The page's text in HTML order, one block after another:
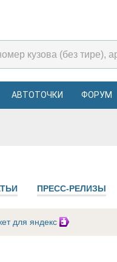
АВТОТОЧКИ ФОРУМ
ПРЕСС-РЕЛИЗЫ
для яндекс